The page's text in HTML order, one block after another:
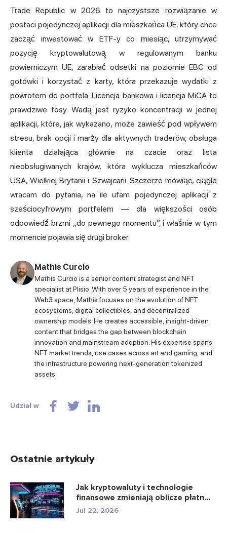
Trade Republic w 2026 to najczystsze rozwiązanie w
postaci pojedynczej aplikacji dla mieszkańca UE, który chce
zacząć inwestować w ETF-y co miesiąc, utrzymywać
pozycję kryptowalutową w regulowanym banku
powierniczym UE, zarabiać odsetki na poziomie EBC od
gotówki i korzystać z karty, która przekazuje wydatki z
powrotem do portfela. Licencja bankowa i licencja MiCA to
prawdziwe fosy. Wadą jest ryzyko koncentracji w jednej
aplikacji, które, jak wykazano, może zawieść pod wpływem
stresu, brak opcji i marży dla aktywnych traderów, obsługa
klienta działająca głównie na czacie oraz lista
nieobsługiwanych krajów, która wyklucza mieszkańców
USA, Wielkiej Brytanii i Szwajcarii. Szczerze mówiąc, ciągle
wracam do pytania, na ile ufam pojedynczej aplikacji z
sześciocyfrowym portfelem — dla większości osób
odpowiedź brzmi „do pewnego momentu”, i właśnie w tym
momencie pojawia się drugi broker.
Mathis Curcio
Mathis Curcio is a senior content strategist and NFT
specialist at Plisio. With over 5 years of experience in the
Web3 space, Mathis focuses on the evolution of NFT
ecosystems, digital collectibles, and decentralized
ownership models. He creates accessible, insight-driven
content that bridges the gap between blockchain
innovation and mainstream adoption. His expertise spans
NFT market trends, use cases across art and gaming, and
the infrastructure powering next-generation tokenized
assets.
Udział w
Ostatnie artykuły
Jak kryptowaluty i technologie
finansowe zmieniają oblicze płatn...
Jul 22, 2026